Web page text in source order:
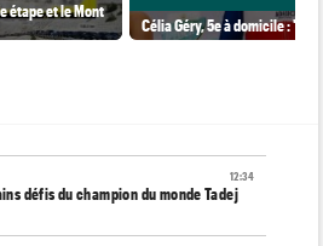
étape et le Mont
Célia Géry, 5e à domicile :
12:34
défis du champion du monde Tadej